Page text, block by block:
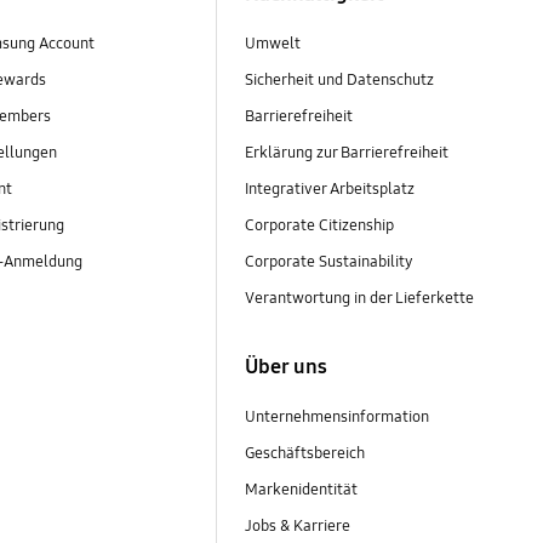
Account
Umwelt
Sicherheit und Datenschutz
Barrierefreiheit
Erklärung zur Barrierefreiheit
Integrativer Arbeitsplatz
Corporate Citizenship
Corporate Sustainability
Verantwortung in der Lieferkette
Über uns
Unternehmensinformation
Geschäftsbereich
Markenidentität
Jobs & Karriere